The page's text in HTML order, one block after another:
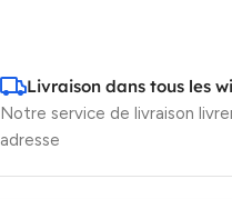
Livraison dans tous les
Notre service de livraison
adresse